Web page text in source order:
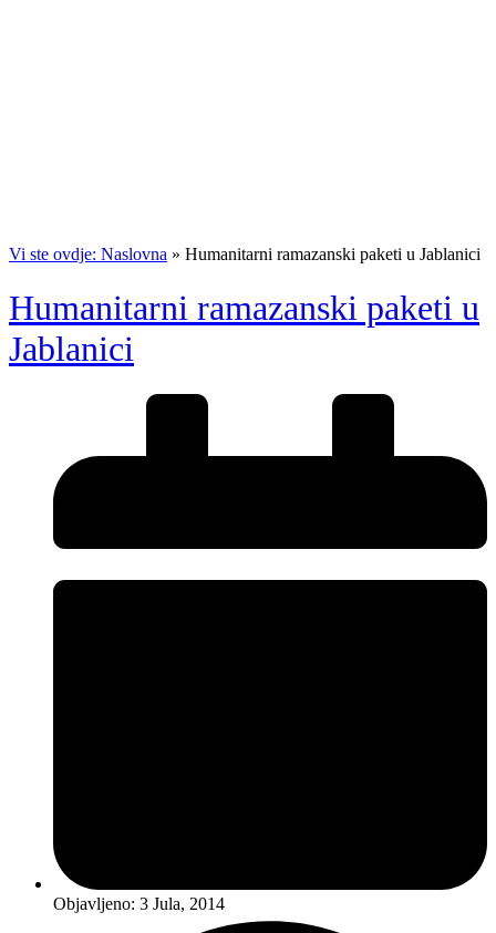
Vi ste ovdje: Naslovna » Humanitarni ramazanski paketi u Jablanici
Humanitarni ramazanski paketi u
Jablanici
Objavljeno: 3 Jula, 2014